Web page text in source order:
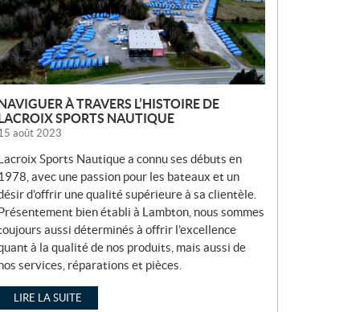
À TRAVERS L’HISTOIRE DE
SPORTS NAUTIQUE
août 2023
Sports Nautique a connu ses débuts en
avec une passion pour les bateaux et un
d’offrir une qualité supérieure à sa clientèle.
bien établi à Lambton, nous sommes
aussi déterminés à offrir l’excellence
à la qualité de nos produits, mais aussi de
services, réparations et pièces.
LIRE LA SUITE